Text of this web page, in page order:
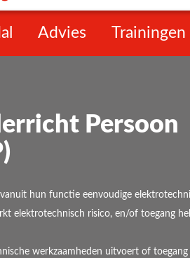
Advies Trainingen
Persoon
hun functie eenvoudige
elektrotechnisch risico, en/of toegang
werkzaamheden uitvoert of